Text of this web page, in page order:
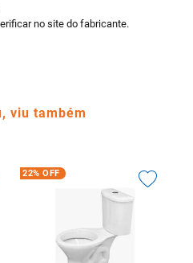
no site do fabricante.
viu também
22% OFF